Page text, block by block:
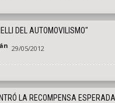
DEL AUTOMOVILISMO"
29/05/2012
LA RECOMPENSA